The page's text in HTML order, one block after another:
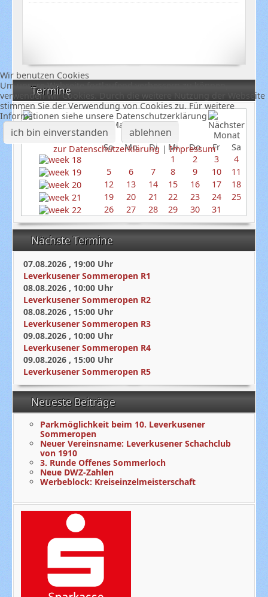
Termine
Mai 2024
So
Mo Di Mi Do Fr
Sa
1
2 3
4
5
6 7 8 9 10
11
12
13 14 15 16 17
18
19
20 21 22 23 24
25
26
27 28 29 30 31
Nächste Termine
07.08.2026 , 19:00 Uhr
Leverkusener Sommeropen R1
08.08.2026 , 10:00 Uhr
Leverkusener Sommeropen R2
08.08.2026 , 15:00 Uhr
Leverkusener Sommeropen R3
09.08.2026 , 10:00 Uhr
Leverkusener Sommeropen R4
09.08.2026 , 15:00 Uhr
Leverkusener Sommeropen R5
Neueste Beiträge
Parkmöglichkeit beim 10. Leverkusener
Sommeropen
Neuer Vereinsname: Leverkusener Schachclub
von 1910
3. Runde Offenes Sommerloch
Neue DWZ-Zahlen
Werbeblock: Kreiseinzelmeisterschaft
Wir benutzen Cookies
Um unsere Webseite fortlaufend verbessern zu können,
verwenden wir Cookies. Durch die weitere Nutzung der Webseite
stimmen Sie der Verwendung von Cookies zu. Für weitere
Informationen siehe unsere Datenschutzerklärung
ich bin einverstanden ablehnen
zur Datenschutzerklärung |Impressum